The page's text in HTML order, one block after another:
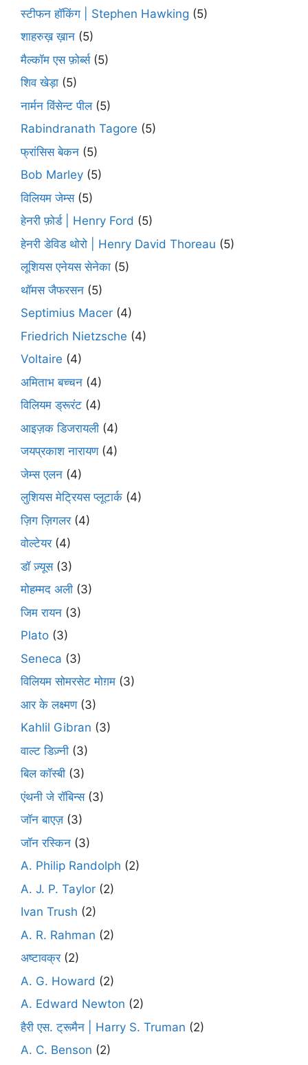
स्टीफन हॉकिंग | Stephen Hawking (5)
शाहरुख़ ख़ान (5)
मैल्कॉम एस फ़ोर्ब्स(5)
शिव खेड़ा (5)
नार्मन विंसेन्ट पील(5)
Rabindranath Tagore (5)
फ्रांसिस बेकन (5)
Bob Marley (5)
विलियम जेम्स(5)
हेनरी फ़ोर्ड | Henry Ford (5)
हेनरी डेविड थोरो | Henry David Thoreau (5)
लूशियस एनेयस सेनेका (5)
थॉमस जैफरसन (5)
Septimius Macer (4)
Friedrich Nietzsche (4)
Voltaire (4)
अमिताभ बच्चन (4)
विलियम ड्रूरंट (4)
आइज़क डिजरायली (4)
जयप्रकाश नारायण(4)
जेम्स एलन (4)
लुशियस मेट्रियस प्लूटार्क (4)
ज़िग ज़िगलर(4)
वोल्टेयर(4)
डॉ ज़्यूस(3)
मोहम्मद अली (3)
जिम रायन (3)
Plato (3)
Seneca (3)
विलियम सोमरसेट मोग़म (3)
आर के लक्ष्मण(3)
Kahlil Gibran (3)
वाल्ट डिज़्नी (3)
बिल कॉस्बी (3)
एंथनी जे रॉबिन्स(3)
जॉन बाएज़ (3)
जॉन रस्किन (3)
A. Philip Randolph (2)
A. J. P. Taylor (2)
Ivan Trush (2)
A. R. Rahman (2)
अष्टावक्र(2)
A. G. Howard (2)
A. Edward Newton (2)
हैरी एस. ट्रूमैन | Harry S. Truman (2)
A. C. Benson (2)